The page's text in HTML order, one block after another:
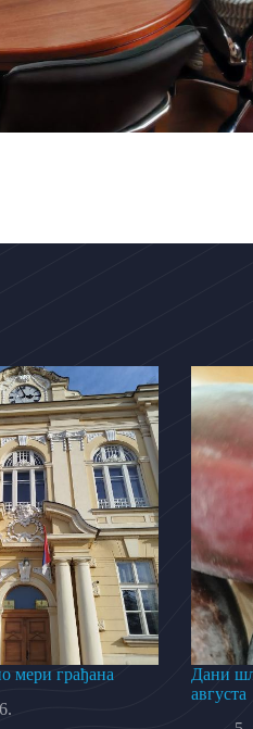
мери грађана
Дани
августа